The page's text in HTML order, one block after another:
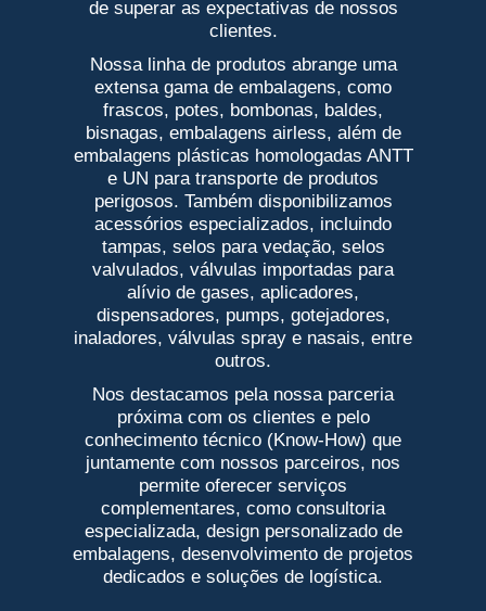
de superar as expectativas de nossos
clientes.
Nossa linha de produtos abrange uma
extensa gama de embalagens, como
frascos, potes, bombonas, baldes,
bisnagas, embalagens airless, além de
embalagens plásticas homologadas ANTT
e UN para transporte de produtos
perigosos. Também disponibilizamos
acessórios especializados, incluindo
tampas, selos para vedação, selos
valvulados, válvulas importadas para
alívio de gases, aplicadores,
dispensadores, pumps, gotejadores,
inaladores, válvulas spray e nasais, entre
outros.
Nos destacamos pela nossa parceria
próxima com os clientes e pelo
conhecimento técnico (Know-How) que
juntamente com nossos parceiros, nos
permite oferecer serviços
complementares, como consultoria
especializada, design personalizado de
embalagens, desenvolvimento de projetos
dedicados e soluções de logística.